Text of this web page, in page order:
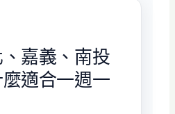
嘉義、南投
適合一週一